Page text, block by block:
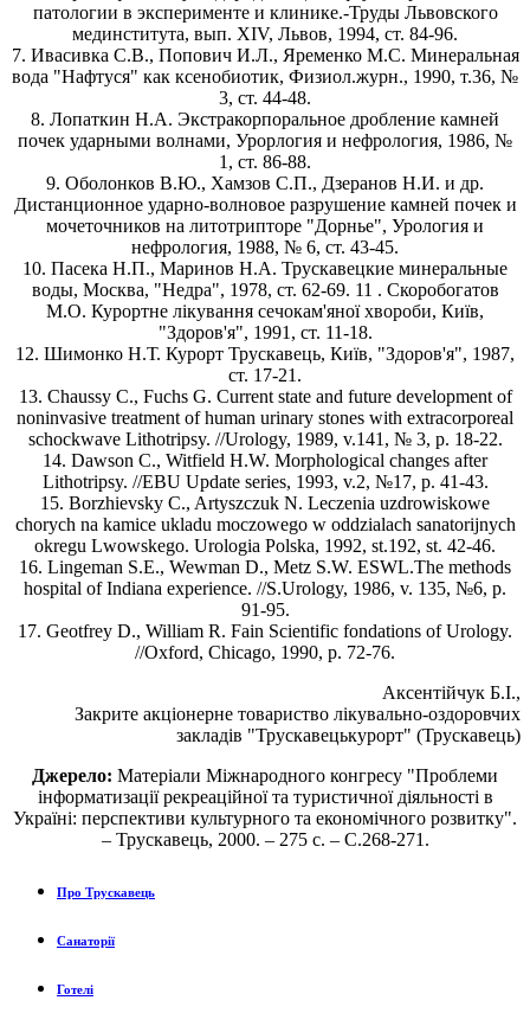
патологии в эксперименте и клинике.-Труды Львовского
мединститута, вып. XIV, Львов, 1994, ст. 84-96.
7. Ивасивка С.В., Попович И.Л., Яременко М.С. Минеральная
вода "Нафтуся" как ксенобиотик, Физиол.журн., 1990, т.36, №
3, ст. 44-48.
8. Лопаткин Н.А. Экстракорпоральное дробление камней
почек ударными волнами, Урорлогия и нефрология, 1986, №
1, ст. 86-88.
9. Оболонков В.Ю., Хамзов С.П., Дзеранов Н.И. и др.
Дистанционное ударно-волновое разрушение камней почек и
мочеточников на литотрипторе "Дорнье", Урология и
нефрология, 1988, № 6, ст. 43-45.
10. Пасека Н.П., Маринов Н.А. Трускавецкие минеральные
воды, Москва, "Недра", 1978, ст. 62-69. 11 . Скоробогатов
М.О. Курортне лікування сечокам'яної хвороби, Київ,
"Здоров'я", 1991, ст. 11-18.
12. Шимонко Н.Т. Курорт Трускавець, Київ, "Здоров'я", 1987,
ст. 17-21.
13. Chaussy C., Fuchs G. Current state and future development of
noninvasive treatment of human urinary stones with extracorporeal
schockwave Lithotripsy. //Urology, 1989, v.141, № 3, р. 18-22.
14. Dawson C., Witfield H.W. Morphological changes after
Lithotripsy. //EBU Update series, 1993, v.2, №17, p. 41-43.
15. Borzhievsky C., Artyszczuk N. Leczenia uzdrowiskowe
chorych na kamice ukladu moczowego w oddzialach sanatorijnych
okregu Lwowskego. Urologia Polska, 1992, st.192, st. 42-46.
16. Lingeman S.E., Wewman D., Metz S.W. ESWL.The methods
hospital of Indiana experience. //S.Urology, 1986, v. 135, №6, р.
91-95.
17. Geotfrey D., William R. Fain Scientific fondations of Urology.
//Oxford, Chicago, 1990, р. 72-76.
Аксентійчук Б.І.,
Закрите акціонерне товариство лікувально-оздоровчих
закладів "Трускавецькурорт" (Трускавець)
Джерело: Матеріали Міжнародного конгресу "Проблеми
інформатизації рекреаційної та туристичної діяльності в
Україні: перспективи культурного та економічного розвитку".
– Трускавець, 2000. – 275 с. – С.268-271.
Про Трускавець
Санаторії
Готелі